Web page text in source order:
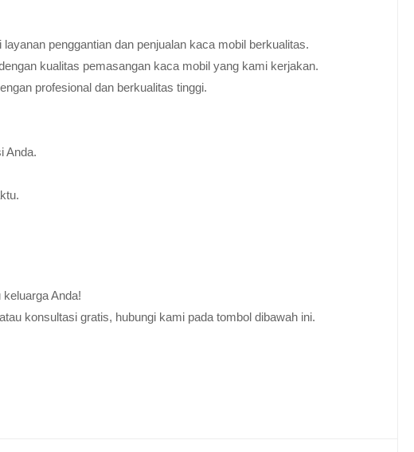
penggantian dan penjualan kaca mobil berkualitas.
kualitas pemasangan kaca mobil yang kami kerjakan.
profesional dan berkualitas tinggi.
Anda.
Anda!
konsultasi gratis, hubungi kami pada tombol dibawah ini.